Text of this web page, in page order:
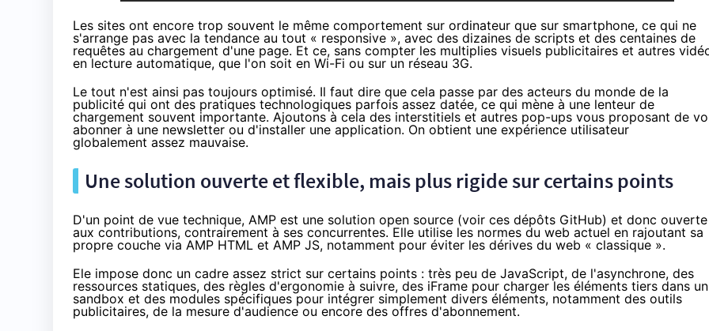
Les sites ont encore trop souvent le même comportement sur ordinateur que sur smartphone, ce qui ne
s'arrange pas avec la tendance au tout « responsive », avec des dizaines de scripts et des centaines de
requêtes au chargement d'une page. Et ce, sans compter les multiplies visuels publicitaires et autres
en lecture automatique, que l'on soit en Wi-Fi ou sur un réseau 3G.
Le tout n'est ainsi pas toujours optimisé. Il faut dire que cela passe par des acteurs du monde de la
publicité qui ont des pratiques technologiques parfois assez datée, ce qui mène à une lenteur de
chargement souvent importante. Ajoutons à cela des interstitiels et autres pop-ups vous proposant de
abonner à une newsletter ou d'installer une application. On obtient une expérience utilisateur
globalement assez mauvaise.
Une solution ouverte et flexible, mais plus rigide sur certains points
D'un point de vue technique, AMP est une solution open source (voir ces dépôts GitHub) et donc ouverte
aux contributions, contrairement à ses concurrentes. Elle utilise les normes du web actuel en rajoutant sa
propre couche via AMP HTML et AMP JS, notamment pour éviter les dérives du web « classique ».
Ele impose donc un cadre assez strict sur certains points : très peu de JavaScript, de l'asynchrone, des
ressources statiques, des règles d'ergonomie à suivre, des iFrame pour charger les éléments tiers dans un
sandbox et des modules spécifiques pour intégrer simplement divers éléments, notamment des outils
publicitaires, de la mesure d'audience ou encore des offres d'abonnement.